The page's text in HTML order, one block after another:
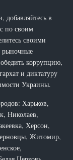
добавляйтесь в
по своим
своими
рыночные
коррупцию,
и диктатуру
Украины.
Харьков,
Николаев,
Херсон,
Житомир,